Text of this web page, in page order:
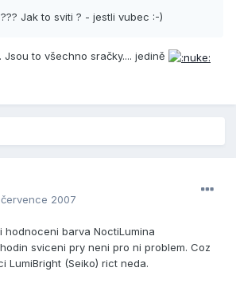
Jak to sviti ? - jestli vubec :-)
to všechno sračky.... jedině
července 2007
hodnoceni barva NoctiLumina
hodin sviceni pry neni pro ni problem. Coz
LumiBright (Seiko) rict neda.